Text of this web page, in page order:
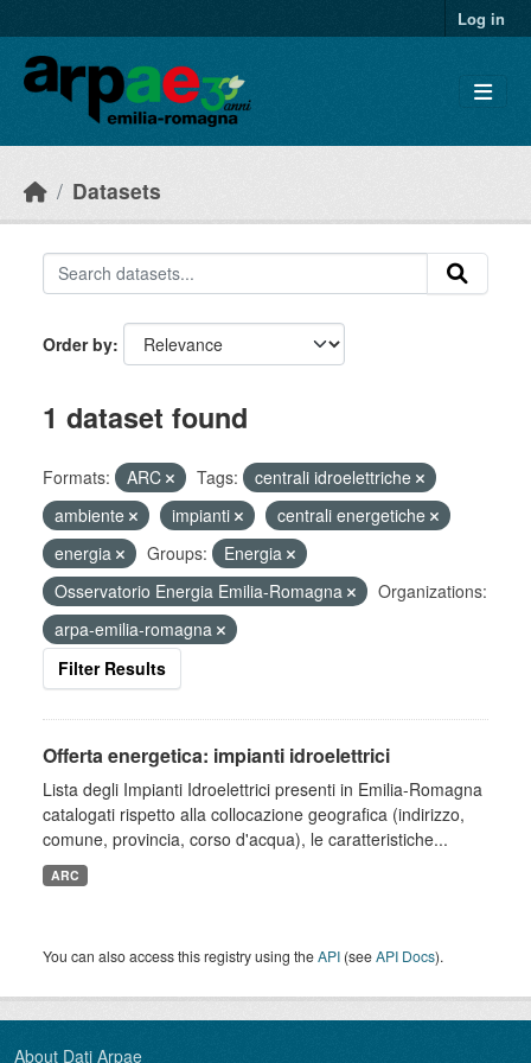
Log in
Datasets
Order by
1 dataset found
Formats: ARC Tags:
centrali idroelettriche
ambiente
impianti
centrali energetiche
energia
Groups:
Energia
Osservatorio Energia Emilia-Romagna
Organizations:
arpa-emilia-romagna
Filter Results
Offerta energetica: impianti idroelettrici
Lista degli Impianti Idroelettrici presenti in Emilia-Romagna
catalogati rispetto alla collocazione geografica (indirizzo,
comune, provincia, corso d'acqua), le caratteristiche...
ARC
You can also access this registry using theAPI (seeAPI Docs).
About Dati Arpae